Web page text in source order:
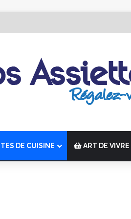
Chefs” du 19 au 24 octobre 2026
DE CUISINE ART DE VIVRE